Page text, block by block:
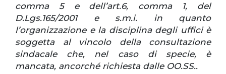
comma 5 e dell’art.6, comma 1, del
D.Lgs.165/2001 e s.m.i. in quanto
l’organizzazione e la disciplina degli uffici è
soggetta al vincolo della consultazione
sindacale che, nel caso di specie, è
mancata, ancorché richiesta dalle OO.SS..